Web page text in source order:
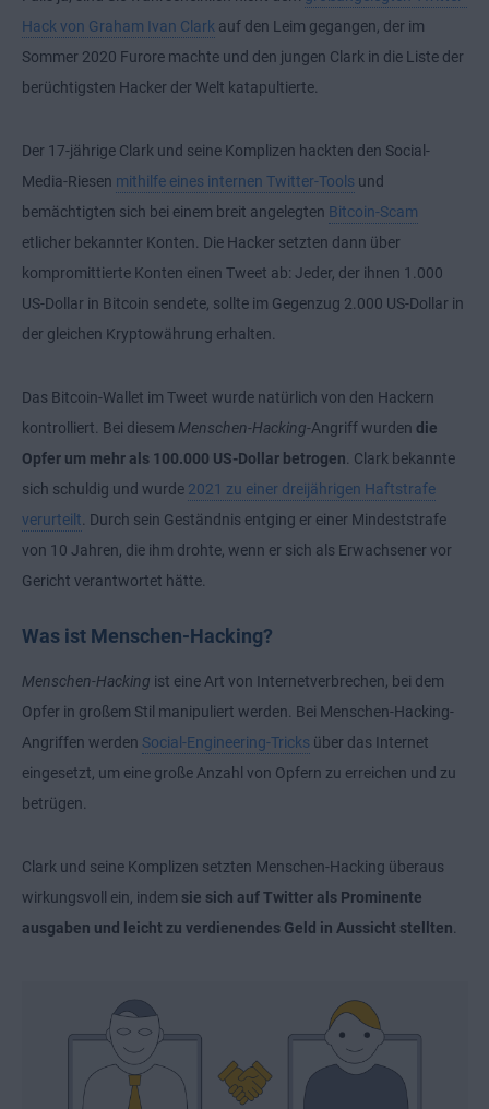
Hack von Graham Ivan Clark auf den Leim gegangen, der im
Sommer 2020 Furore machte und den jungen Clark in die Liste der
berüchtigsten Hacker der Welt katapultierte.
Der 17-jährige Clark und seine Komplizen hackten den Social-
Media-Riesen mithilfe eines internen Twitter-Tools und
bemächtigten sich bei einem breit angelegten Bitcoin-Scam
etlicher bekannter Konten. Die Hacker setzten dann über
kompromittierte Konten einen Tweet ab: Jeder, der ihnen 1.000
US-Dollar in Bitcoin sendete, sollte im Gegenzug 2.000 US-Dollar in
der gleichen Kryptowährung erhalten.
Das Bitcoin-Wallet im Tweet wurde natürlich von den Hackern
kontrolliert. Bei diesem Menschen-Hacking-Angriff wurden die
Opfer um mehr als 100.000 US-Dollar betrogen. Clark bekannte
sich schuldig und wurde 2021 zu einer dreijährigen Haftstrafe
verurteilt. Durch sein Geständnis entging er einer Mindeststrafe
von 10 Jahren, die ihm drohte, wenn er sich als Erwachsener vor
Gericht verantwortet hätte.
Was ist Menschen-Hacking?
Menschen-Hacking ist eine Art von Internetverbrechen, bei dem
Opfer in großem Stil manipuliert werden. Bei Menschen-Hacking-
Angriffen werden Social-Engineering-Tricks über das Internet
eingesetzt, um eine große Anzahl von Opfern zu erreichen und zu
betrügen.
Clark und seine Komplizen setzten Menschen-Hacking überaus
wirkungsvoll ein, indem sie sich auf Twitter als Prominente
ausgaben und leicht zu verdienendes Geld in Aussicht stellten.